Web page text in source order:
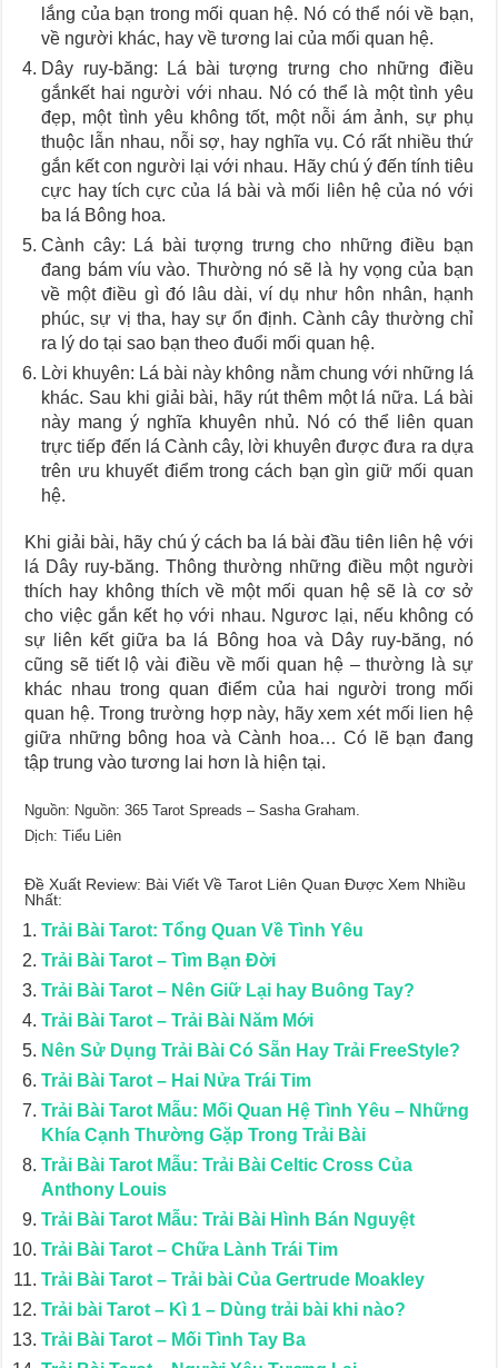
lắng của bạn trong mối quan hệ. Nó có thể nói về bạn,
về người khác, hay về tương lai của mối quan hệ.
Dây ruy-băng: Lá bài tượng trưng cho những điều
gắnkết hai người với nhau. Nó có thể là một tình yêu
đẹp, một tình yêu không tốt, một nỗi ám ảnh, sự phụ
thuộc lẫn nhau, nỗi sợ, hay nghĩa vụ. Có rất nhiều thứ
gắn kết con người lại với nhau. Hãy chú ý đến tính tiêu
cực hay tích cực của lá bài và mối liên hệ của nó với
ba lá Bông hoa.
Cành cây: Lá bài tượng trưng cho những điều bạn
đang bám víu vào. Thường nó sẽ là hy vọng của bạn
về một điều gì đó lâu dài, ví dụ như hôn nhân, hạnh
phúc, sự vị tha, hay sự ổn định. Cành cây thường chỉ
ra lý do tại sao bạn theo đuổi mối quan hệ.
Lời khuyên: Lá bài này không nằm chung với những lá
khác. Sau khi giải bài, hãy rút thêm một lá nữa. Lá bài
này mang ý nghĩa khuyên nhủ. Nó có thể liên quan
trực tiếp đến lá Cành cây, lời khuyên được đưa ra dựa
trên ưu khuyết điểm trong cách bạn gìn giữ mối quan
hệ.
Khi giải bài, hãy chú ý cách ba lá bài đầu tiên liên hệ với
lá Dây ruy-băng. Thông thường những điều một người
thích hay không thích về một mối quan hệ sẽ là cơ sở
cho việc gắn kết họ với nhau. Ngươc lại, nếu không có
sự liên kết giữa ba lá Bông hoa và Dây ruy-băng, nó
cũng sẽ tiết lộ vài điều về mối quan hệ – thường là sự
khác nhau trong quan điểm của hai người trong mối
quan hệ. Trong trường hợp này, hãy xem xét mối lien hệ
giữa những bông hoa và Cành hoa… Có lẽ bạn đang
tập trung vào tương lai hơn là hiện tại.
Nguồn: Nguồn: 365 Tarot Spreads – Sasha Graham.
Dịch: Tiểu Liên
Đề Xuất Review: Bài Viết Về Tarot Liên Quan Được Xem Nhiều
Nhất:
Trải Bài Tarot: Tổng Quan Về Tình Yêu
Trải Bài Tarot – Tìm Bạn Đời
Trải Bài Tarot – Nên Giữ Lại hay Buông Tay?
Trải Bài Tarot – Trải Bài Năm Mới
Nên Sử Dụng Trải Bài Có Sẵn Hay Trải FreeStyle?
Trải Bài Tarot – Hai Nửa Trái Tim
Trải Bài Tarot Mẫu: Mối Quan Hệ Tình Yêu – Những
Khía Cạnh Thường Gặp Trong Trải Bài
Trải Bài Tarot Mẫu: Trải Bài Celtic Cross Của
Anthony Louis
Trải Bài Tarot Mẫu: Trải Bài Hình Bán Nguyệt
Trải Bài Tarot – Chữa Lành Trái Tim
Trải Bài Tarot – Trải bài Của Gertrude Moakley
Trải bài Tarot – Kì 1 – Dùng trải bài khi nào?
Trải Bài Tarot – Mối Tình Tay Ba